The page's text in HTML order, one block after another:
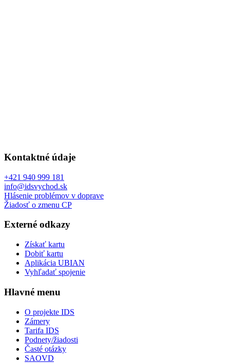
Kontaktné údaje
+421 940 999 181
info@idsvychod.sk
Hlásenie problémov v doprave
Žiadosť o zmenu CP
Externé odkazy
Získať kartu
Dobiť kartu
Aplikácia UBIAN
Vyhľadať spojenie
Hlavné menu
O projekte IDS
Zámery
Tarifa IDS
Podnety/žiadosti
Časté otázky
SAOVD